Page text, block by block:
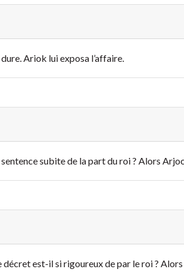
Ariok lui exposa l’affaire.
subite de la part du roi ? Alors
est-il si rigoureux de par le roi ?